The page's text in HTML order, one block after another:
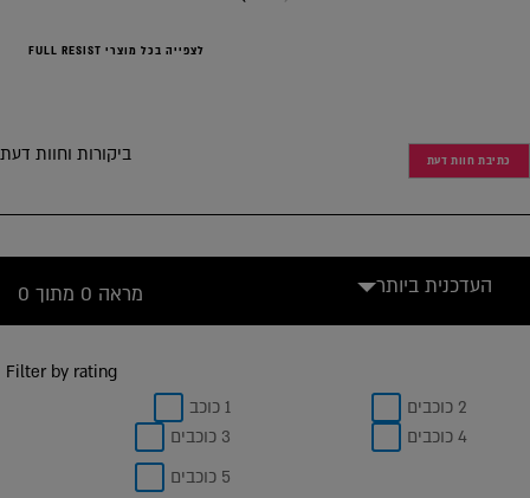
לצפייה בכל מוצרי FULL RESIST
ביקורות וחוות דעת כתיבת חוות דעת
מראה 0 מתוך 0 העדכנית ביותר
Filter by rating
1 כוכב
2 כוכבים
3 כוכבים
4 כוכבים
5 כוכבים